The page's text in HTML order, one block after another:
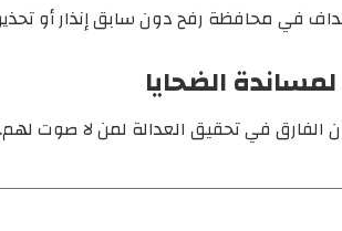
في محافظة رفح دون سابق إنذار أو
الضحايا
الفارق في تحقيق العدالة لمن لا صوت